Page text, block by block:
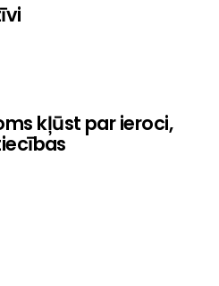
kļūst par ieroci,